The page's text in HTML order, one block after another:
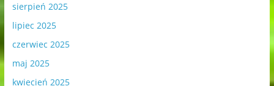
sierpień 2025
lipiec 2025
czerwiec 2025
maj 2025
kwiecień 2025